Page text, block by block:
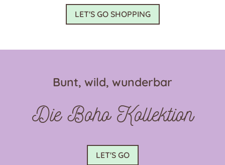
der
gewählt
werden
LET'S GO SHOPPING
Bunt, wild, wunderbar
Die Boho Kollektion
LET'S GO